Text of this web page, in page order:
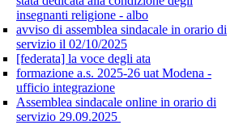
insegnanti religione - albo
avviso di assemblea sindacale in orario di
servizio il 02/10/2025
[federata] la voce degli ata
formazione a.s. 2025-26 uat Modena -
ufficio integrazione
Assemblea sindacale online in orario di
servizio 29.09.2025